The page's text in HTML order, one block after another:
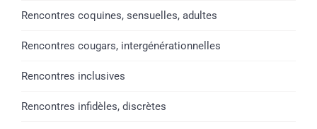
Rencontres coquines, sensuelles, adultes
Rencontres cougars, intergénérationnelles
Rencontres inclusives
Rencontres infidèles, discrètes